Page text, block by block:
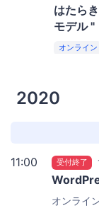
はたら
モデル "
オンライン
2020
11:00 受付終了
オンライ